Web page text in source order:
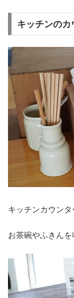
キッチンのカ
キッチンカウンタ
お茶碗やふきんを